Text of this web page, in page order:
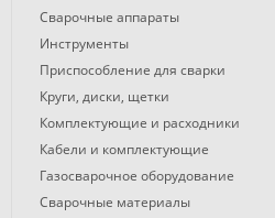
Сварочные аппараты
Инструменты
Приспособление для сварки
Круги, диски, щетки
Комплектующие и расходники
Кабели и комплектующие
Газосварочное оборудование
Сварочные материалы